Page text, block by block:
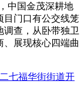
中国金茂深耕地
目门口有公交线笼
调查，从卧带独卫
、展现核心四端曲
七福华街街道开